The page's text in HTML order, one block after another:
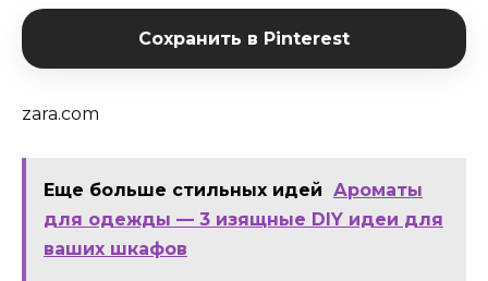
Сохранить в Pinterest
zara.com
Еще больше стильных идей Ароматы
для одежды — 3 изящные DIY идеи для
ваших шкафов